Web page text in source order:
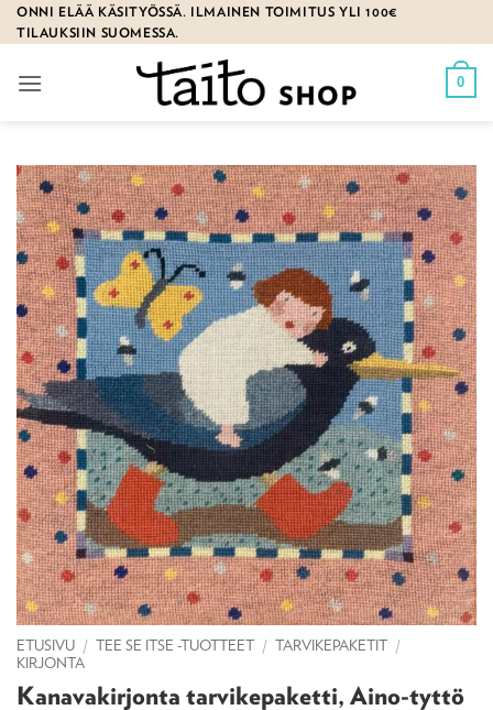
Skip
to
ONNI ELÄÄ KÄSITYÖSSÄ. ILMAINEN TOIMITUS YLI 100€
TILAUKSIIN SUOMESSA.
0
ETUSIVU / TEE SE ITSE -TUOTTEET / TARVIKEPAKETIT /
KIRJONTA
Kanavakirjonta tarvikepaketti, Aino-tyttö